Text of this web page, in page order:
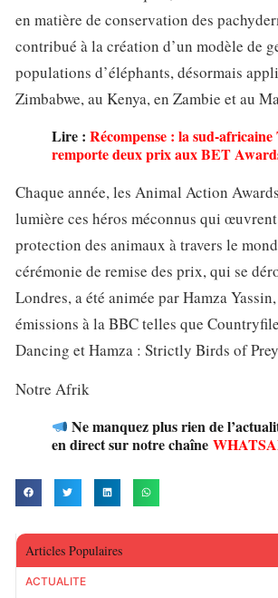
en matière de conservation des
contribué à la création d’un modèle de
populations d’éléphants, désormais
Zimbabwe, au Kenya, en Zambie et au
Lire : Récompense : la sud-africaine
remporte deux prix aux BET
Chaque année, les Animal Action
lumière ces héros méconnus qui
protection des animaux à travers le
cérémonie de remise des prix, qui se
Londres, a été animée par Hamza
émissions à la BBC telles que
Dancing et Hamza : Strictly Birds of
Notre Afrik
Ne manquez plus rien de
en direct sur notre chaîne
Articles Populaires
ACTUALITE